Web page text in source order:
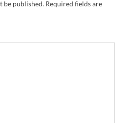
be published. Required fields are